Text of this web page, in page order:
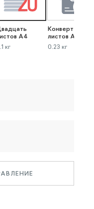
А4
кг
Конверт до 40
листов А4
0.23 кг